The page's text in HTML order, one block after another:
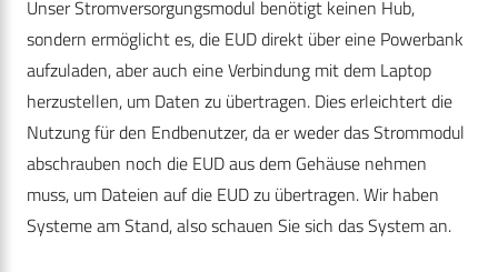
Unser Stromversorgungsmodul benötigt keinen Hub,
sondern ermöglicht es, die EUD direkt über eine Powerbank
aufzuladen, aber auch eine Verbindung mit dem Laptop
herzustellen, um Daten zu übertragen. Dies erleichtert die
Nutzung für den Endbenutzer, da er weder das Strommodul
abschrauben noch die EUD aus dem Gehäuse nehmen
muss, um Dateien auf die EUD zu übertragen. Wir haben
Systeme am Stand, also schauen Sie sich das System an.